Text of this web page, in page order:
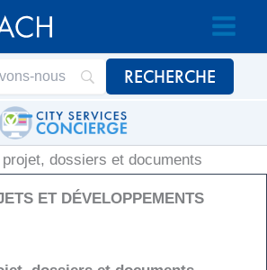
dossiers et documents
ET DÉVELOPPEMENTS